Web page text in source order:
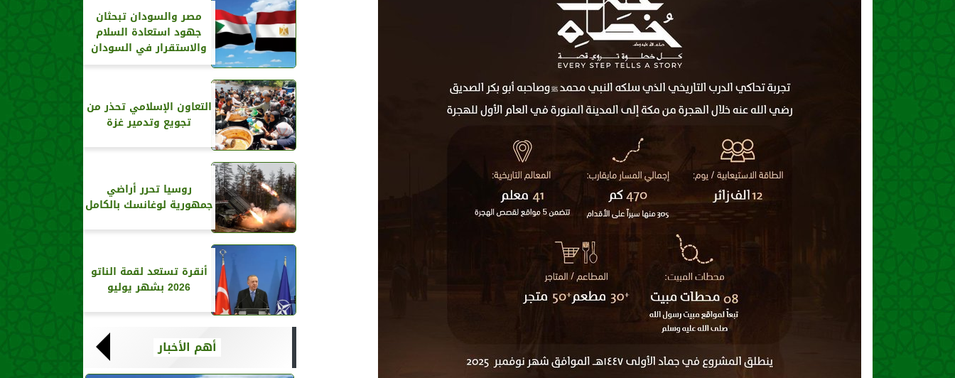
مصر والسودان تبحثان
جهود استعادة السلام
والاستقرار في السودان
التعاون الإسلامي تحذر من
تجويع وتدمير غزة
روسيا تحرر أراضي
جمهورية لوغانسك بالكامل
أنقرة تستعد لقمة الناتو
2026 بشهر يوليو
أهم الأخبار